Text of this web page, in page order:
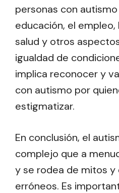
personas con
educación, el
salud y otros
igualdad de
implica reconocer y
con autismo por
estigmatizar.
En conclusión, el
complejo que a
y se rodea de mitos
erróneos. Es